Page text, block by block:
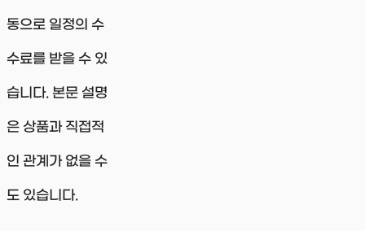
동으로 일정의 수
수료를 받을 수 있
습니다. 본문 설명
은 상품과 직접적
인 관계가 없을 수
도 있습니다.